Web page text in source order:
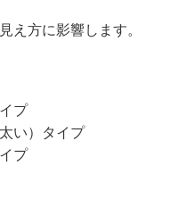
え方に影響します。
プ
い）タイプ
プ